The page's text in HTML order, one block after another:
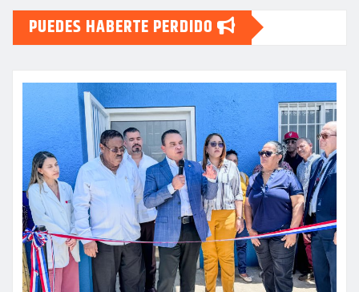
PUEDES HABERTE PERDIDO